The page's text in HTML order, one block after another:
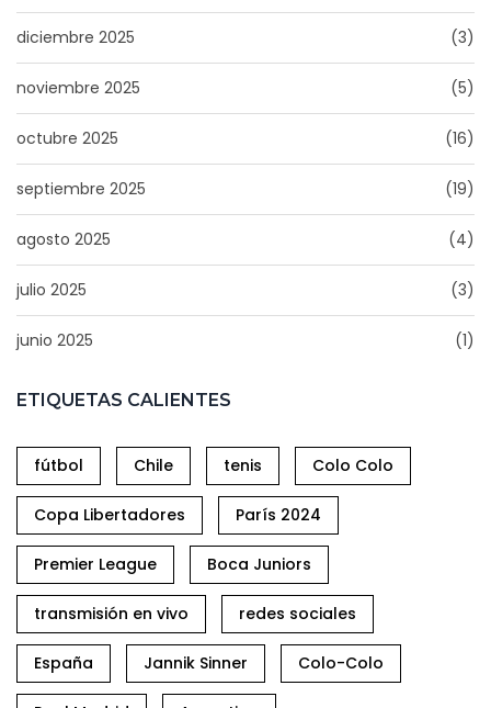
diciembre 2025 (3)
noviembre 2025 (5)
octubre 2025 (16)
septiembre 2025 (19)
agosto 2025 (4)
julio 2025 (3)
junio 2025 (1)
ETIQUETAS CALIENTES
fútbol Chile tenis Colo Colo
Copa Libertadores París 2024
Premier League Boca Juniors
transmisión en vivo redes sociales
España Jannik Sinner Colo-Colo